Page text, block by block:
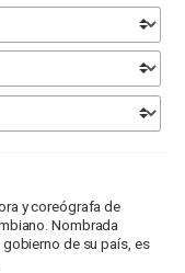
y coreógrafa de
Nombrada
de su país, es